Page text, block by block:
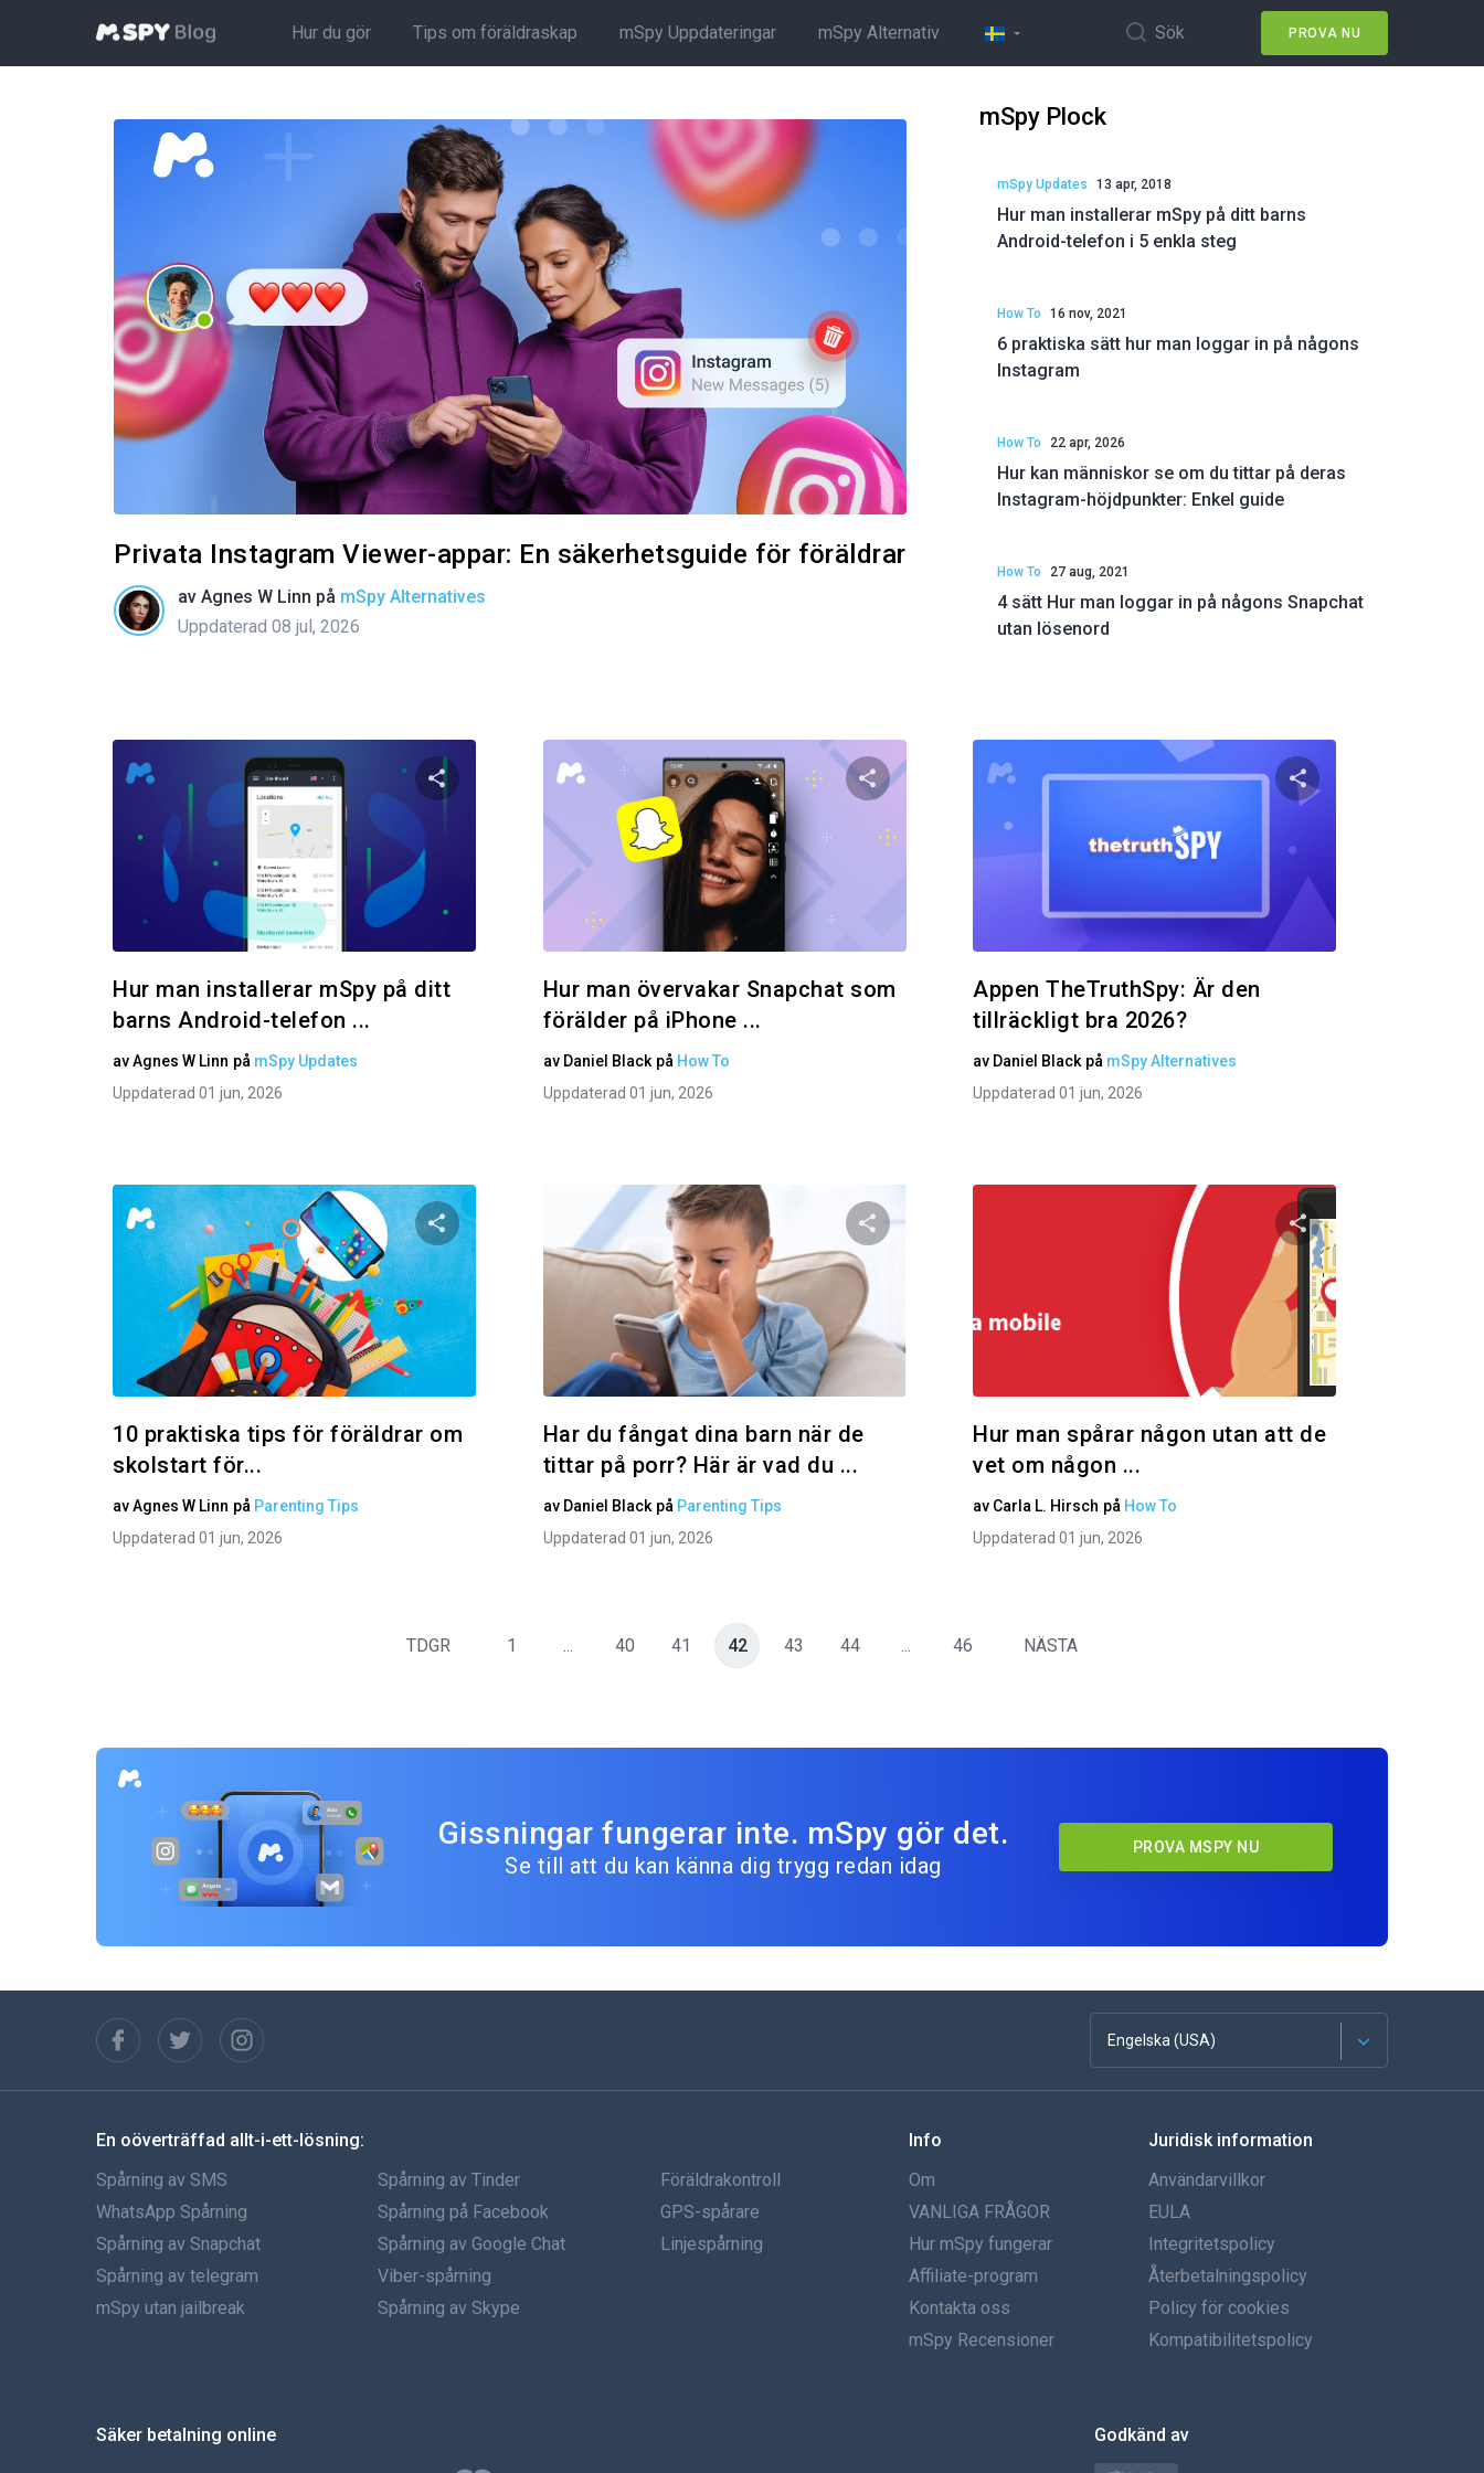
Hur du gör Tips om föräldraskap mSpy Uppdateringar mSpy Alternativ Sök PROVA NU
Privata Instagram Viewer-appar: En säkerhetsguide för föräldrar
av Agnes W Linn på mSpy Alternatives
Uppdaterad 08 jul, 2026
mSpy Plock
mSpy Updates 13 apr, 2018
Hur man installerar mSpy på ditt barns
Android-telefon i 5 enkla steg
How To 16 nov, 2021
6 praktiska sätt hur man loggar in på någons
Instagram
How To 22 apr, 2026
Hur kan människor se om du tittar på deras
Instagram-höjdpunkter: Enkel guide
How To 27 aug, 2021
4 sätt Hur man loggar in på någons Snapchat
utan lösenord
Dela den här artikeln
Kopiera länk
Hur man installerar mSpy på ditt
barns Android-telefon ...
avAgnes W Linn på mSpy Updates
Uppdaterad 01 jun, 2026
Dela den här artikeln
Hur man övervakar Snapchat som
förälder på iPhone ...
av Daniel Black på How To
Uppdaterad 01 jun, 2026
Appen TheTruthSpy: Är den
tillräckligt bra 2026?
av Daniel Black på mSpy Alternatives
Uppdaterad 01 jun, 2026
Dela den här artikeln
Kopiera länk
10 praktiska tips för föräldrar om
skolstart för...
avAgnes W Linn på Parenting Tips
Uppdaterad 01 jun, 2026
Dela den här artikeln
Har du fångat dina barn när de
tittar på porr? Här är vad du ...
av Daniel Black på Parenting Tips
Uppdaterad 01 jun, 2026
Dela den här
Twitter
Hur man spårar någon utan att de
vet om någon ...
av Carla L. Hirsch på How To
Uppdaterad 01 jun, 2026
TDGR 1 ... 40 41 42 43 44 ... 46 NÄSTA
Gissningar fungerar inte. mSpy gör det.
Se till att du kan känna dig trygg redan idag
PROVA MSPY NU
Engelska (USA)
franska
Spanska
portugisiska
Italiano
Türkçe
En oöverträffad allt-i-ett-lösning:
Spårning av SMS
WhatsApp Spårning
Spårning av Snapchat
Spårning av telegram
mSpy utan jailbreak
Spårning av Tinder
Spårning på Facebook
Spårning av Google Chat
Viber-spårning
Spårning av Skype
Föräldrakontroll
GPS-spårare
Linjespårning
Info
Om
VANLIGA FRÅGOR
Hur mSpy fungerar
Affiliate-program
Kontakta oss
mSpy Recensioner
Juridisk information
Användarvillkor
EULA
Integritetspolicy
Återbetalningspolicy
Policy för cookies
Kompatibilitetspolicy
Säker betalning online Godkänd av